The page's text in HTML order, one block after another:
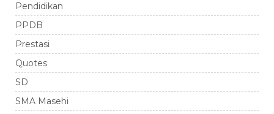
Pendidikan
PPDB
Prestasi
Quotes
SD
SMA Masehi